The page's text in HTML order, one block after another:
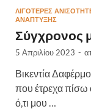
ΛΙΓΌΤΕΡΕΣ
ΑΝΆΠΤΥΞΗΣ
Σύγχρονος
5 Απριλίου 2023 -
Βικεντία
που έτρεχα πίσω
ό,τι μου …